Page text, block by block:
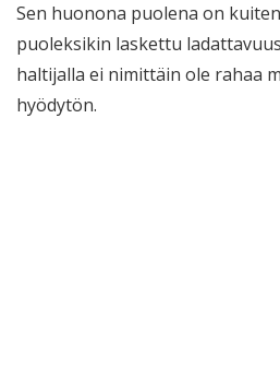
Sen huonona puolena on
puoleksikin laskettu
haltijalla ei nimittäin ole rahaa
hyödytön.